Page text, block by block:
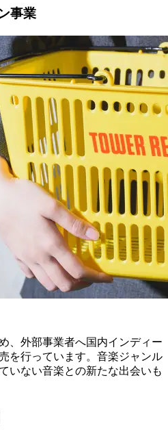
事業
、外部事業者へ国内インディー
を行っています。音楽ジャンル
いない音楽との新たな出会いも